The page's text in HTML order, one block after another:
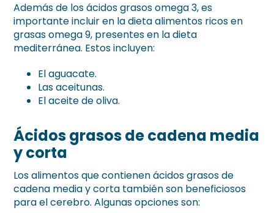
Además de los ácidos grasos omega 3, es
importante incluir en la dieta alimentos ricos en
grasas omega 9, presentes en la dieta
mediterránea. Estos incluyen:
El aguacate.
Las aceitunas.
El aceite de oliva.
Ácidos grasos de cadena media
y corta
Los alimentos que contienen ácidos grasos de
cadena media y corta también son beneficiosos
para el cerebro. Algunas opciones son: